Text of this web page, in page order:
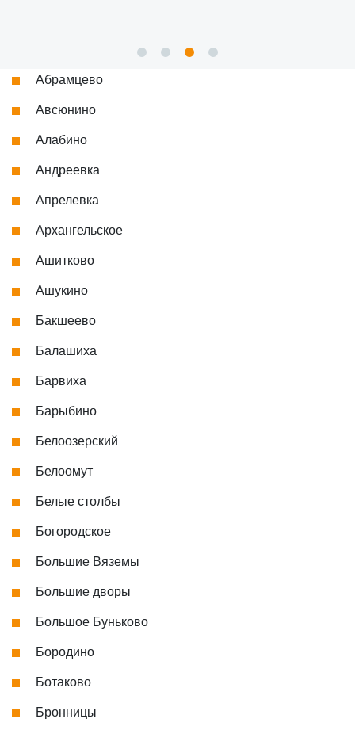
Абрамцево
Авсюнино
Алабино
Андреевка
Апрелевка
Архангельское
Ашитково
Ашукино
Бакшеево
Балашиха
Барвиха
Барыбино
Белоозерский
Белоомут
Белые столбы
Богородское
Большие Вяземы
Большие дворы
Большое Буньково
Бородино
Ботаково
Бронницы